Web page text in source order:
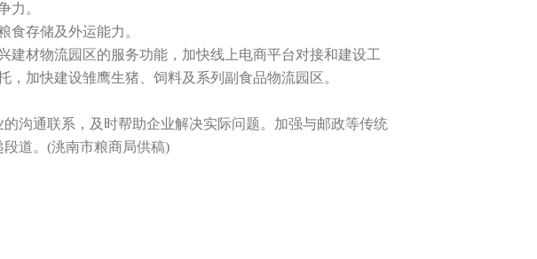
力。
存储及外运能力。
材物流园区的服务功能，加快线上电商平台对接和建设工
加快建设雏鹰生猪、饲料及系列副食品物流园区。
通联系，及时帮助企业解决实际问题。加强与邮政等传统
道。(洮南市粮商局供稿)